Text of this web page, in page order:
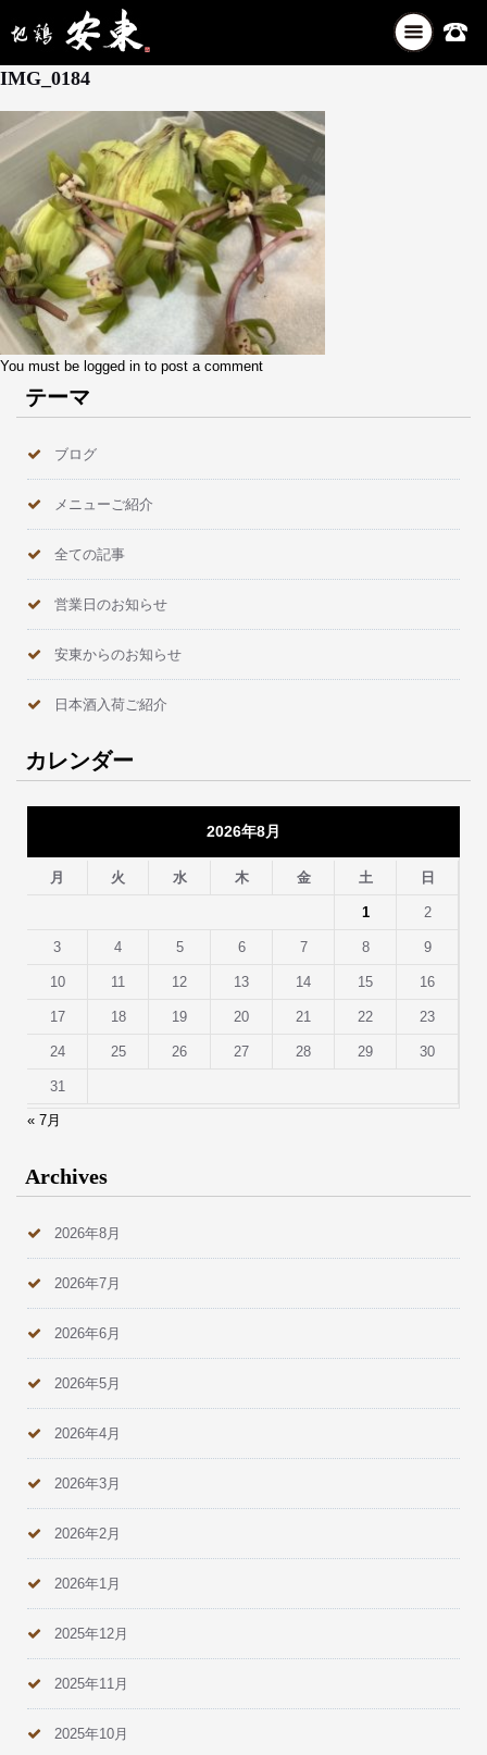
ナ
ビ
4月 9, 2026
IMG_0184
You must be logged in to post a comment
テーマ
ブログ
メニューご紹介
全ての記事
営業日のお知らせ
安東からのお知らせ
日本酒入荷ご紹介
カレンダー
2026年8月
月 火 水 木 金 土 日
1 2
3 4 5 6 7 8 9
10 11 12 13 14 15 16
17 18 19 20 21 22 23
24 25 26 27 28 29 30
31
« 7月
Archives
2026年8月
2026年7月
2026年6月
2026年5月
2026年4月
2026年3月
2026年2月
2026年1月
2025年12月
2025年11月
2025年10月